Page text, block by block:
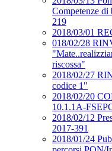
Competenze
219
2018/03/01
018/02/28
riscossa"
2018/02/27
codice 1"
2018/02/20
10.1.1A-
2018/02/12
2017-391
2018/01/24